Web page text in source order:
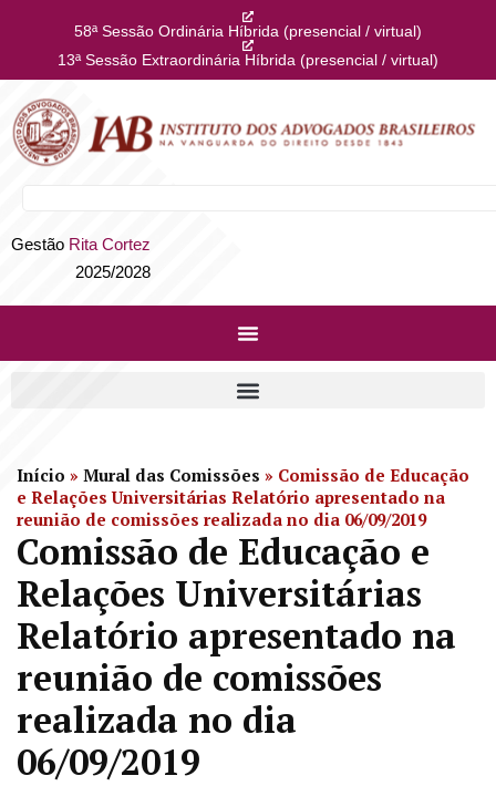
58ª Sessão Ordinária Híbrida (presencial / virtual)
13ª Sessão Extraordinária Híbrida (presencial / virtual)
Gestão Rita Cortez
2025/2028
Início » Mural das Comissões » Comissão de Educação
e Relações Universitárias Relatório apresentado na
reunião de comissões realizada no dia 06/09/2019
Comissão de Educação e
Relações Universitárias
Relatório apresentado na
reunião de comissões
realizada no dia
06/09/2019